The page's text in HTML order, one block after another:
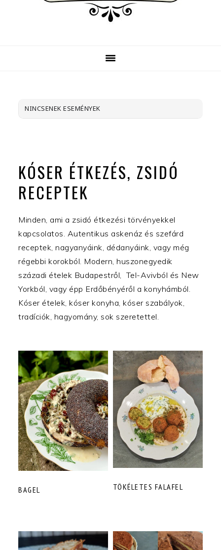
NINCSENEK ESEMÉNYEK
KÓSER ÉTKEZÉS, ZSIDÓ
RECEPTEK
Minden, ami a zsidó étkezési törvényekkel
kapcsolatos. Autentikus askenáz és szefárd
receptek, nagyanyáink, dédanyáink, vagy még
régebbi korokból. Modern, huszonegyedik
századi ételek Budapestről, Tel-Avivból és New
Yorkból, vagy épp Erdőbényéről a konyhámból.
Kóser ételek, kóser konyha, kóser szabályok,
tradíciók, hagyomány, sok szeretettel.
BAGEL TÖKÉLETES FALAFEL